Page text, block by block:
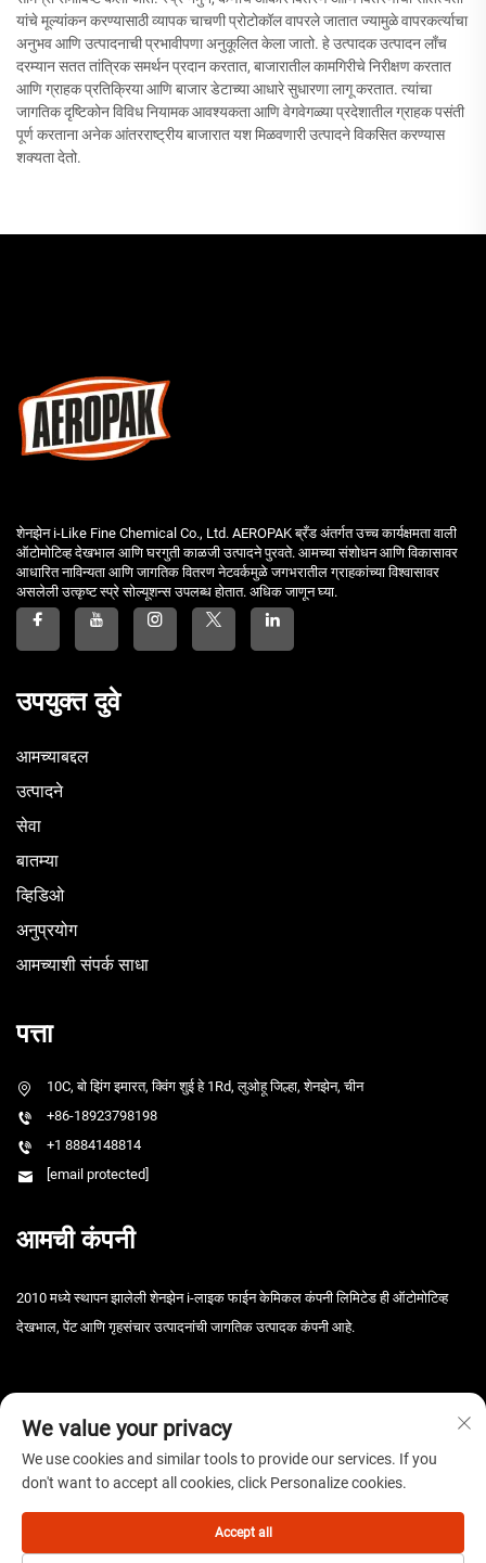
यांचे मूल्यांकन करण्यासाठी व्यापक चाचणी प्रोटोकॉल वापरले जातात ज्यामुळे वापरकर्त्याचा
अनुभव आणि उत्पादनाची प्रभावीपणा अनुकूलित केला जातो. हे उत्पादक उत्पादन लाँच
दरम्यान सतत तांत्रिक समर्थन प्रदान करतात, बाजारातील कामगिरीचे निरीक्षण करतात
आणि ग्राहक प्रतिक्रिया आणि बाजार डेटाच्या आधारे सुधारणा लागू करतात. त्यांचा
जागतिक दृष्टिकोन विविध नियामक आवश्यकता आणि वेगवेगळ्या प्रदेशातील ग्राहक पसंती
पूर्ण करताना अनेक आंतरराष्ट्रीय बाजारात यश मिळवणारी उत्पादने विकसित करण्यास
शक्यता देतो.
शेनझेन i-Like Fine Chemical Co., Ltd. AEROPAK ब्रँड अंतर्गत उच्च कार्यक्षमता वाली
ऑटोमोटिव्ह देखभाल आणि घरगुती काळजी उत्पादने पुरवते. आमच्या संशोधन आणि विकासावर
आधारित नाविन्यता आणि जागतिक वितरण नेटवर्कमुळे जगभरातील ग्राहकांच्या विश्वासावर
असलेली उत्कृष्ट स्प्रे सोल्यूशन्स उपलब्ध होतात. अधिक जाणून घ्या.
उपयुक्त दुवे
आमच्याबद्दल
उत्पादने
सेवा
बातम्या
व्हिडिओ
अनुप्रयोग
आमच्याशी संपर्क साधा
पत्ता
10C, बो झिंग इमारत, क्विंग शुई हे 1Rd, लुओहू जिल्हा, शेनझेन, चीन
+86-18923798198
+1 8884148814
[email protected]
आमची कंपनी
2010 मध्ये स्थापन झालेली शेनझेन i-लाइक फाईन केमिकल कंपनी लिमिटेड ही ऑटोमोटिव्ह
देखभाल, पेंट आणि गृहसंचार उत्पादनांची जागतिक उत्पादक कंपनी आहे.
कॉपीराइट © 2025 शेनझेन आय-लाइक फाइन केमिकल कंपनी लिमिटेड. सर्व हक्क राखीव. -
We value your privacy
We use cookies and similar tools to provide our services. If you
don't want to accept all cookies, click Personalize cookies.
Accept all